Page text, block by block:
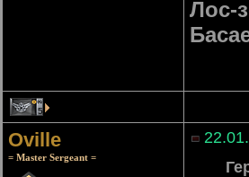
Лос-
5
Oville
= Master Sergeant =